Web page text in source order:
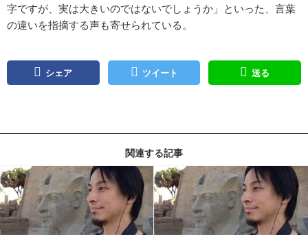
字ですが、実は大きいのではないでしょうか」といった、言葉
の違いを指摘する声も寄せられている。
シェア ツイート 送る
関連する記事
記事を読む